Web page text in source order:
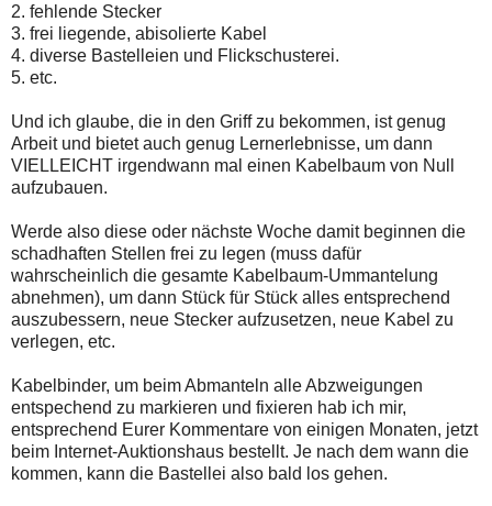
2. fehlende Stecker
3. frei liegende, abisolierte Kabel
4. diverse Bastelleien und Flickschusterei.
5. etc.
Und ich glaube, die in den Griff zu bekommen, ist genug
Arbeit und bietet auch genug Lernerlebnisse, um dann
VIELLEICHT irgendwann mal einen Kabelbaum von Null
aufzubauen.
Werde also diese oder nächste Woche damit beginnen die
schadhaften Stellen frei zu legen (muss dafür
wahrscheinlich die gesamte Kabelbaum-Ummantelung
abnehmen), um dann Stück für Stück alles entsprechend
auszubessern, neue Stecker aufzusetzen, neue Kabel zu
verlegen, etc.
Kabelbinder, um beim Abmanteln alle Abzweigungen
entspechend zu markieren und fixieren hab ich mir,
entsprechend Eurer Kommentare von einigen Monaten, jetzt
beim Internet-Auktionshaus bestellt. Je nach dem wann die
kommen, kann die Bastellei also bald los gehen.